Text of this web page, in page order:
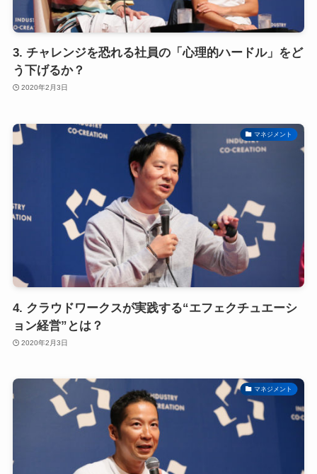
3. チャレンジを恐れる社員の「心理的ハードル」をど
う下げるか？
2020年2月3日
マネジメント
4. クラウドワークスが実践する“エフェクチュエーシ
ョン経営”とは？
2020年2月3日
マネジメント